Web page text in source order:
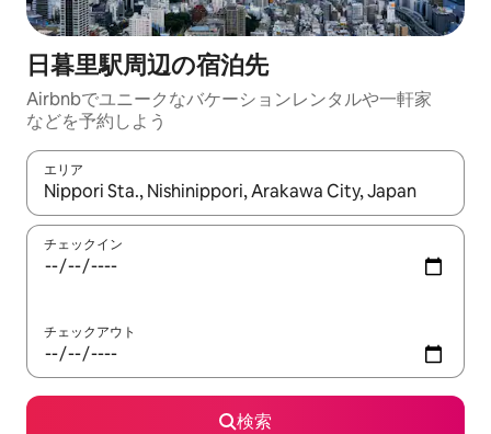
日暮里駅⁠周⁠辺⁠の宿⁠泊⁠先
Airbnbでユニークなバ⁠ケ⁠ー⁠シ⁠ョ⁠ンレ⁠ン⁠タ⁠ルや一⁠軒⁠家
な⁠ど⁠を予⁠約⁠し⁠よ⁠う
エリア
検索結果が表示されたら、上下の矢印キーを使って移動するか
チェックイン
チェックアウト
検索